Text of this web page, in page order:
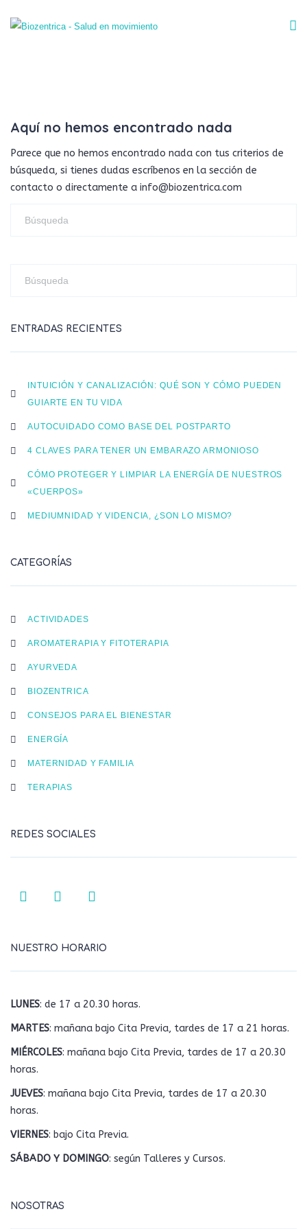
Aquí no hemos encontrado nada
Parece que no hemos encontrado nada con tus criterios de
búsqueda, si tienes dudas escríbenos en la sección de
contacto o directamente a info@biozentrica.com
ENTRADAS RECIENTES
INTUICIÓN Y CANALIZACIÓN: QUÉ SON Y CÓMO PUEDEN
GUIARTE EN TU VIDA
AUTOCUIDADO COMO BASE DEL POSTPARTO
4 CLAVES PARA TENER UN EMBARAZO ARMONIOSO
CÓMO PROTEGER Y LIMPIAR LA ENERGÍA DE NUESTROS
«CUERPOS»
MEDIUMNIDAD Y VIDENCIA, ¿SON LO MISMO?
CATEGORÍAS
ACTIVIDADES
AROMATERAPIA Y FITOTERAPIA
AYURVEDA
BIOZENTRICA
CONSEJOS PARA EL BIENESTAR
ENERGÍA
MATERNIDAD Y FAMILIA
TERAPIAS
REDES SOCIALES
NUESTRO HORARIO
LUNES: de 17 a 20.30 horas.
MARTES: mañana bajo Cita Previa, tardes de 17 a 21 horas.
MIÉRCOLES: mañana bajo Cita Previa, tardes de 17 a 20.30
horas.
JUEVES: mañana bajo Cita Previa, tardes de 17 a 20.30
horas.
VIERNES: bajo Cita Previa.
SÁBADO Y DOMINGO: según Talleres y Cursos.
NOSOTRAS